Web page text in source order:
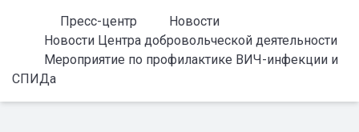
Пресс-центр
Новости
Новости Центра добровольческой деятельности
Мероприятие по профилактике ВИЧ-инфекции и
СПИДа